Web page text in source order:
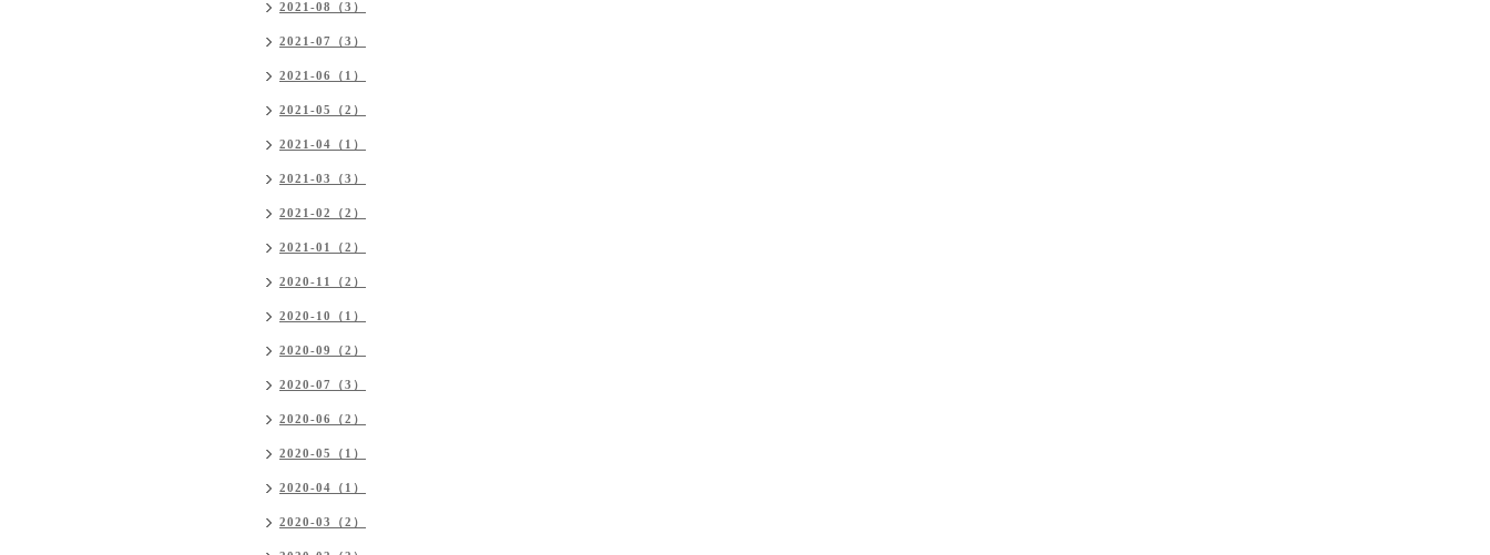
2021-08（3）
2021-07（3）
2021-06（1）
2021-05（2）
2021-04（1）
2021-03（3）
2021-02（2）
2021-01（2）
2020-11（2）
2020-10（1）
2020-09（2）
2020-07（3）
2020-06（2）
2020-05（1）
2020-04（1）
2020-03（2）